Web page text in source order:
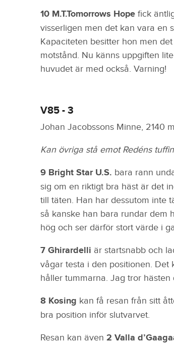
10 M.T.Tomorrows Hopefick
visserligen men det kan vara en
Kapaciteten besitter hon men
motstånd. Nu känns uppgiften
huvudet är med också. Varning!
V85 - 3
Johan Jacobssons Minne, 2140
Kan övriga stå emot Redéns
9 Bright Star U.S. bara rann
sig om en riktigt bra häst är det
till täten. Han har dessutom inte
så kanske han bara rundar dem
hög och ser därför stort värde i
7 Ghirardelli är startsnabb och
vågar testa i den positionen.
håller tummarna. Jag tror
8 Kosing kan få resan från sitt
bra position inför slutvarvet.
Resan kan även 2 Valla